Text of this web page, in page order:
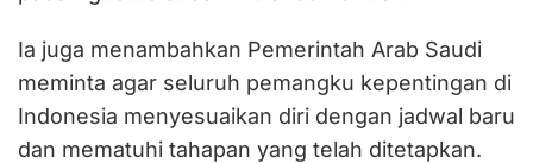
Ia juga menambahkan Pemerintah Arab Saudi
meminta agar seluruh pemangku kepentingan di
Indonesia menyesuaikan diri dengan jadwal baru
dan mematuhi tahapan yang telah ditetapkan.